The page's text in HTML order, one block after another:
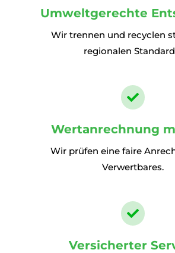
Umweltgerechte
Wir trennen und recyclen
regionalen

Wertanrechnung
Wir prüfen eine faire
Verwertbares.

Versicherter